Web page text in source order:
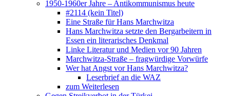
1950-1960er Jahre – Antikommunismus heute
#2114 (kein Titel)
Eine Straße für Hans Marchwitza
Hans Marchwitza setzte den Bergarbeitern in
Essen ein literarisches Denkmal
Linke Literatur und Medien vor 90 Jahren
Marchwitza-Straße – fragwürdige Vorwürfe
Wer hat Angst vor Hans Marchwitza?
Leserbrief an die WAZ
zum Weiterlesen